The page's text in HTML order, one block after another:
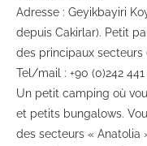
Adresse : Geyikbayiri
depuis Cakirlar). Petit
des principaux secteurs
Tel/mail : +90 (0)242
Un petit camping où
et petits bungalows.
des secteurs « Anatolia